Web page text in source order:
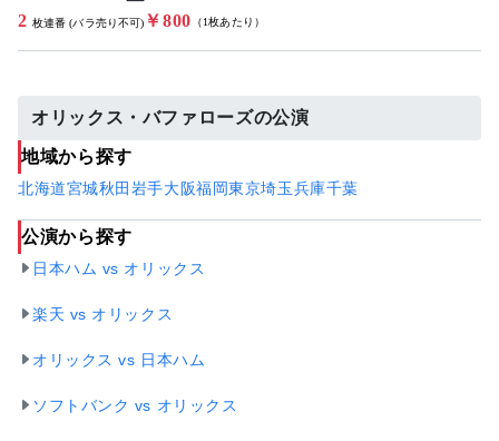
2 枚連番 (バラ売り不可) ￥800 （1枚あたり）
オリックス・バファローズの公演
地域から探す
北海道宮城秋田 岩手大阪福岡東京埼玉兵庫千葉
公演から探す
日本ハム vs オリックス
楽天 vs オリックス
オリックス vs 日本ハム
ソフトバンク vs オリックス